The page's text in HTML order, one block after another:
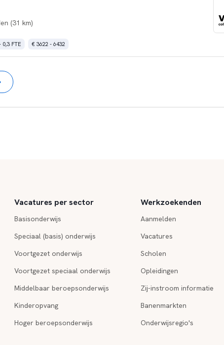
(31 km)
0,3 FTE € 3622 - 6432
Vacatures per sector
Basisonderwijs
Speciaal (basis) onderwijs
Voortgezet onderwijs
Voortgezet speciaal onderwijs
Middelbaar beroepsonderwijs
Kinderopvang
Hoger beroepsonderwijs
Werkzoekenden
Aanmelden
Vacatures
Scholen
Opleidingen
Zij-instroom informatie
Banenmarkten
Onderwijsregio's